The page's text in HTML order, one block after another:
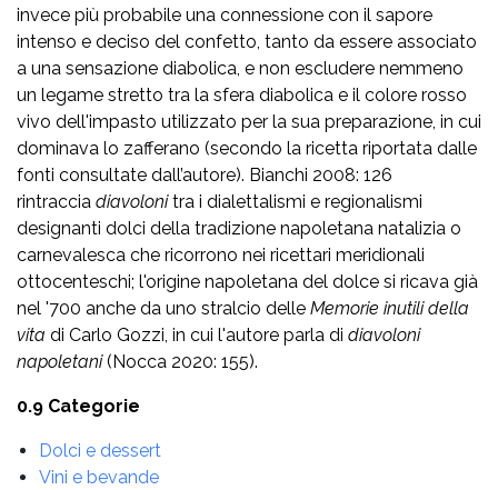
invece più probabile una connessione con il sapore
intenso e deciso del confetto, tanto da essere associato
a una sensazione diabolica, e non escludere nemmeno
un legame stretto tra la sfera diabolica e il colore rosso
vivo dell'impasto utilizzato per la sua preparazione, in cui
dominava lo zafferano (secondo la ricetta riportata dalle
fonti consultate dall’autore). Bianchi 2008: 126
rintraccia diavolonitra i dialettalismi e regionalismi
designanti dolci della tradizione napoletana natalizia o
carnevalesca che ricorrono nei ricettari meridionali
ottocenteschi; l'origine napoletana del dolce si ricava già
nel '700 anche da uno stralcio delle Memorie inutili della
vita di Carlo Gozzi, in cui l'autore parla di diavoloni
napoletani(Nocca 2020: 155).
0.9 Categorie
Dolci e dessert
Vini e bevande